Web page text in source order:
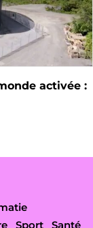
activée :
Sport Santé